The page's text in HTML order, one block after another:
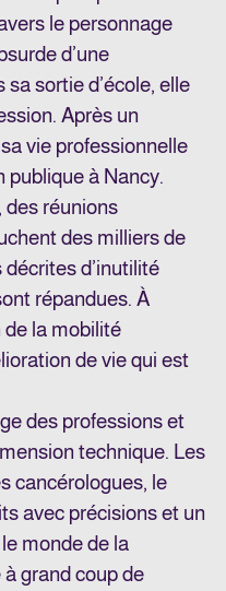
le personnage
d’une
sortie d’école, elle
Après un
vie professionnelle
publique à Nancy.
des réunions
des milliers de
d’inutilité
répandues. À
de la mobilité
de vie qui est
des professions et
technique. Les
cancérologues, le
avec précisions et un
monde de la
grand coup de